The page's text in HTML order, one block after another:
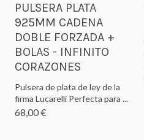
PULSERA PLATA
925MM CADENA
DOBLE FORZADA +
BOLAS - INFINITO
CORAZONES
Pulsera de plata de ley de la
firma Lucarelli Perfecta para ...
68,00 €